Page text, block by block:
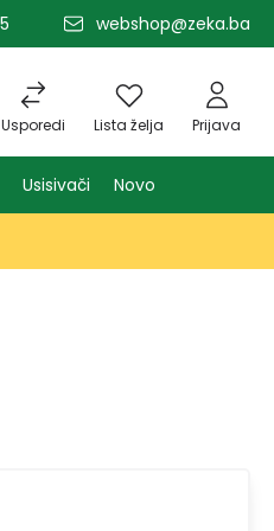
webshop@zeka.ba
Usporedi Lista želja Prijava
Usisivači Novo